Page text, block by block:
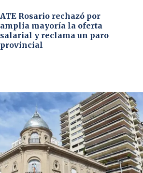
ATE Rosario rechazó por
amplia mayoría la oferta
salarial y reclama un paro
provincial